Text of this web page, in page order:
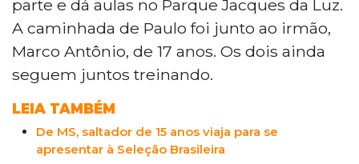
nacionais e internacionais, acumulando
medalhas e experiências. Em 2024, ele
participou do Campeonato Sul-
Americano na Colômbia e conquistou a
medalha de ouro no Campeonato
Brasileiro Interclubes. Com um recorde
pessoal de 2,01 metros, Paulo busca uma
bolsa atleta federal e se dedica ao
parte e dá aulas no Parque Jacques da Luz.
A caminhada de Paulo foi junto ao irmão,
Marco Antônio, de 17 anos. Os dois ainda
seguem juntos treinando.
LEIA TAMBÉM
De MS, saltador de 15 anos viaja para se
apresentar à Seleção Brasileira